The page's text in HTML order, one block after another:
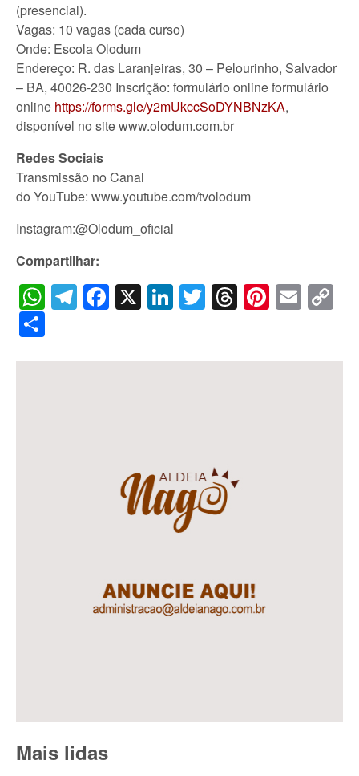
(presencial).
Vagas: 10 vagas (cada curso)
Onde: Escola Olodum
Endereço: R. das Laranjeiras, 30 – Pelourinho, Salvador
– BA, 40026-230 Inscrição: formulário onlineformulário
online https://forms.gle/y2mUkccSoDYNBNzKA,
disponível no site www.olodum.com.br
Redes Sociais
Transmissão no Canal
do YouTube: www.youtube.com/tvolodum
Instagram:@Olodum_oficial
Compartilhar:
WhatsApp
Telegram
Facebook
X LinkedIn
Twitter
Threads
Mais lidas